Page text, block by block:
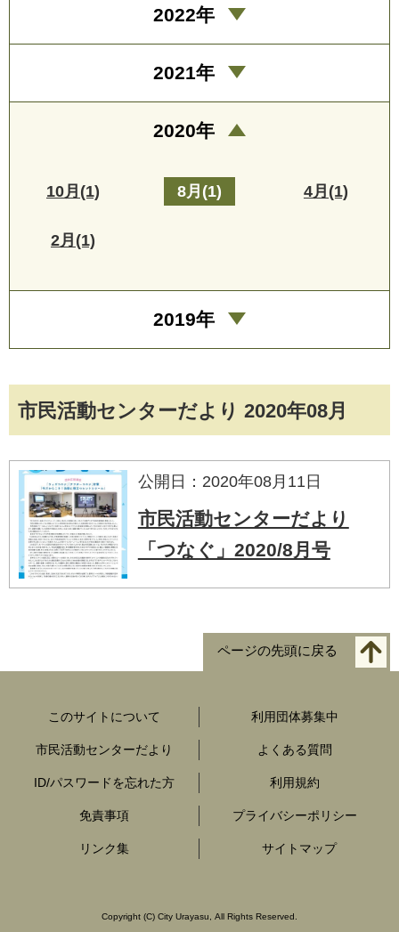
市民活動センターだより 2020年08月
公開日：2020年08月11日
市民活動センターだより
「つなぐ」2020/8月号
2022年
2021年
2020年
10月(1) 8月(1) 4月(1)
2月(1)
2019年
ページの先頭に戻る
このサイトについて 利用団体募集中
市民活動センターだより よくある質問
ID/パスワードを忘れた方 利用規約
免責事項 プライバシーポリシー
リンク集 サイトマップ
Copyright (C) City Urayasu All Rights Reserved.